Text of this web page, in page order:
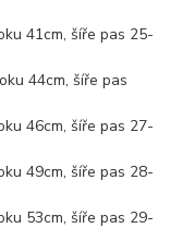
41cm, šíře pas 25-
44cm, šíře pas
46cm, šíře pas 27-
49cm, šíře pas 28-
53cm, šíře pas 29-